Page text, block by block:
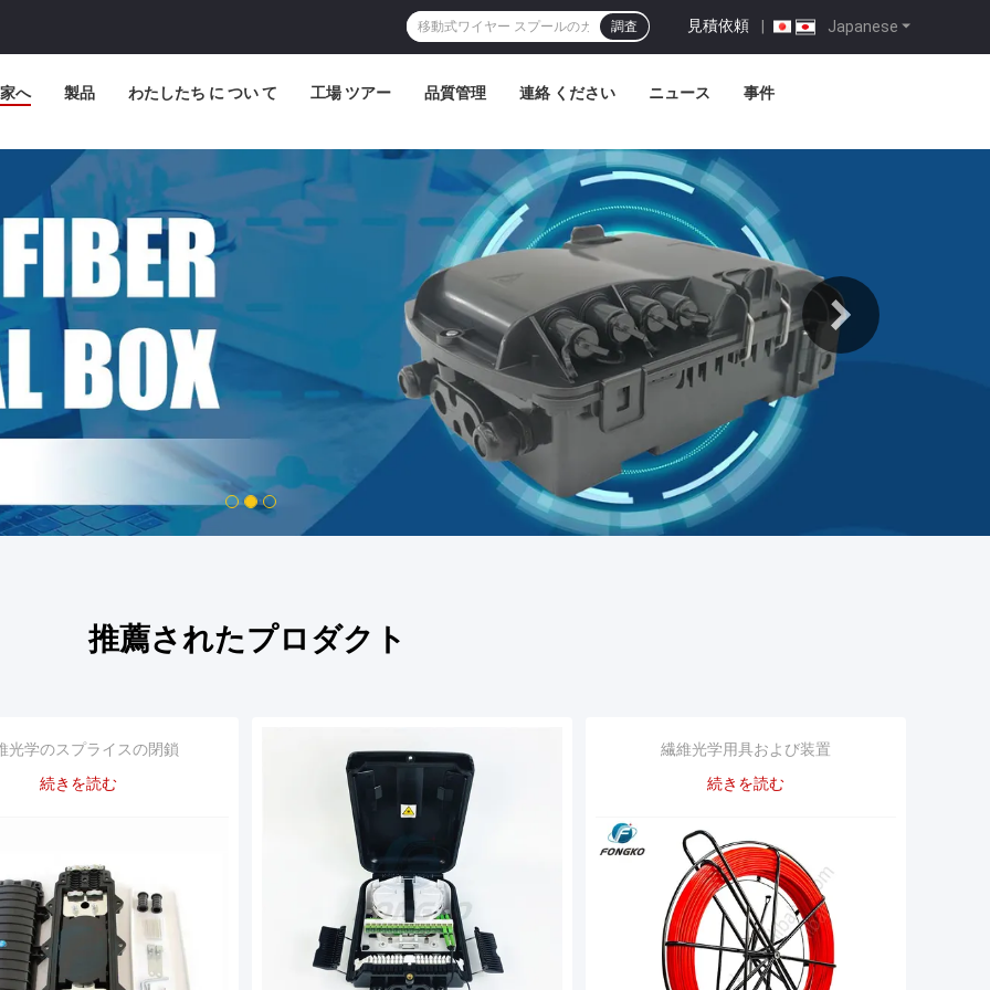
Japanese
見積依頼 |
調査
家へ 製品 わたしたち に つい て 工場 ツアー 品質管理 連絡 ください ニュース 事件
1 2 3
推薦されたプロダクト
光学のスプライスの閉鎖
続きを読む
繊維光学用具および装置
続きを読む